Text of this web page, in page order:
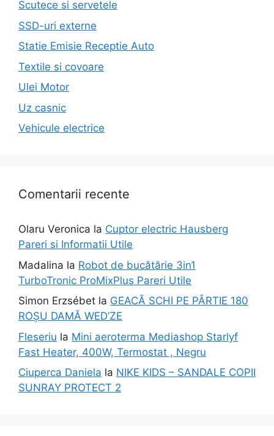
Scutece si servetele
SSD-uri externe
Statie Emisie Receptie Auto
Textile si covoare
Ulei Motor
Uz casnic
Vehicule electrice
Comentarii recente
Olaru Veronica la Cuptor electric Hausberg
Pareri si Informatii Utile
Madalina la Robot de bucătărie 3in1
TurboTronic ProMixPlus Pareri Utile
Simon Erzsébet la GEACĂ SCHI PE PÂRTIE 180
ROȘU DAMĂ WED’ZE
Fleseriu la Mini aeroterma Mediashop Starlyf
Fast Heater, 400W, Termostat , Negru
Ciuperca Daniela la NIKE KIDS – SANDALE COPII
SUNRAY PROTECT 2